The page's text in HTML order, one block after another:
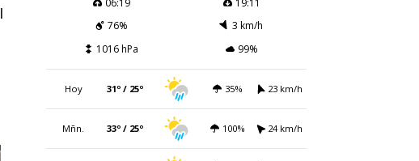
06:19
19:11
76%
3 km/h
1016 hPa
99%
Hoy 31º / 25º 35% 23 km/h
Mñn. 33º / 25º 100% 24 km/h